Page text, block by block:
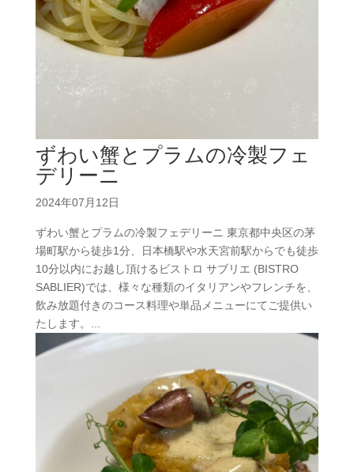
ずわい蟹とプラムの冷製フェ
デリーニ
2024年07月12日
ずわい蟹とプラムの冷製フェデリーニ 東京都中央区の茅
場町駅から徒歩1分、日本橋駅や水天宮前駅からでも徒歩
10分以内にお越し頂けるビストロ サブリエ (BISTRO
SABLIER)では、様々な種類のイタリアンやフレンチを、
飲み放題付きのコース料理や単品メニューにてご提供い
たします。...